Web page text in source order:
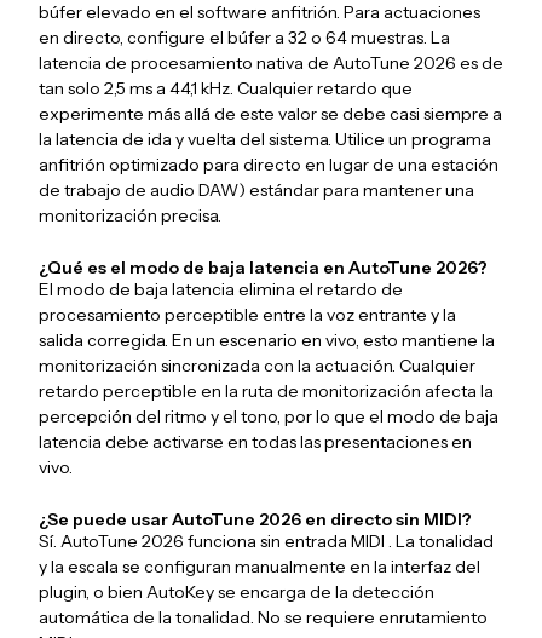
búfer elevado en el software anfitrión. Para actuaciones
en directo, configure el búfer a 32 o 64 muestras. La
latencia de procesamiento nativa de AutoTune 2026 es de
tan solo 2,5 ms a 44,1 kHz. Cualquier retardo que
experimente más allá de este valor se debe casi siempre a
la latencia de ida y vuelta del sistema. Utilice un programa
anfitrión optimizado para directo en lugar de una estación
de trabajo de audio DAW) estándar para mantener una
monitorización precisa.
¿Qué es el modo de baja latencia en AutoTune 2026?
El modo de baja latencia elimina el retardo de
procesamiento perceptible entre la voz entrante y la
salida corregida. En un escenario en vivo, esto mantiene la
monitorización sincronizada con la actuación. Cualquier
retardo perceptible en la ruta de monitorización afecta la
percepción del ritmo y el tono, por lo que el modo de baja
latencia debe activarse en todas las presentaciones en
vivo.
¿Se puede usar AutoTune 2026 en directo sin MIDI?
Sí. AutoTune 2026 funciona sin entrada MIDI . La tonalidad
y la escala se configuran manualmente en la interfaz del
plugin, o bien AutoKey se encarga de la detección
automática de la tonalidad. No se requiere enrutamiento